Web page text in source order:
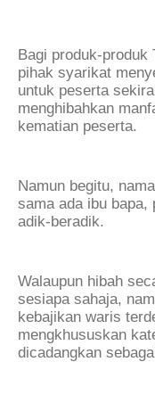
Bagi produk-produk
pihak syarikat
untuk peserta
menghibahkan
kematian peserta.
Namun begitu,
sama ada ibu bapa,
adik-beradik.
Walaupun hibah
sesiapa sahaja,
kebajikan waris
mengkhususkan
dicadangkan